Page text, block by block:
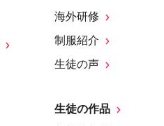
海外研修
制服紹介
生徒の声
生徒の作品